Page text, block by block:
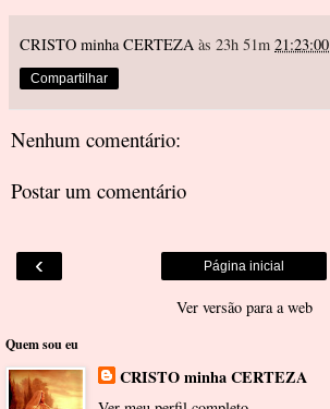
CRISTO minha CERTEZA às 23h 51m 21:23:00
Compartilhar
Nenhum comentário:
Postar um comentário
‹ Página inicial
Ver versão para a web
Quem sou eu
CRISTO minha CERTEZA